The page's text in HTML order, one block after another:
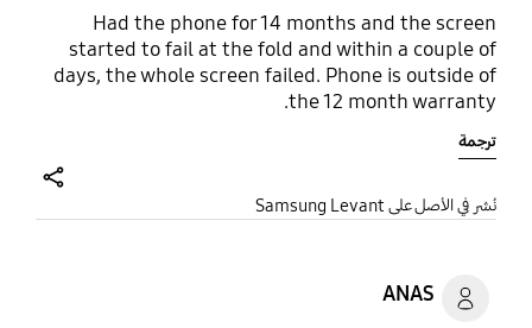
Had the phone for 14 months and the screen
started to fail at the fold and within a couple of
days, the whole screen failed. Phone is outside of
the 12 month warranty.
ترجمة
نُشر في الأصل على Samsung Levant
ANAS